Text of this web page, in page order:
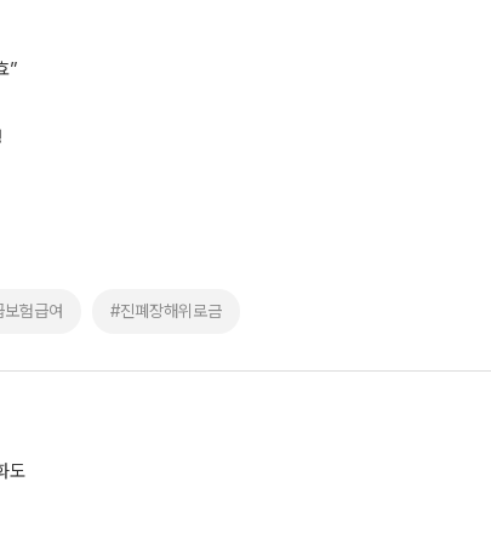
”
험급여 #진폐장해위로금
도